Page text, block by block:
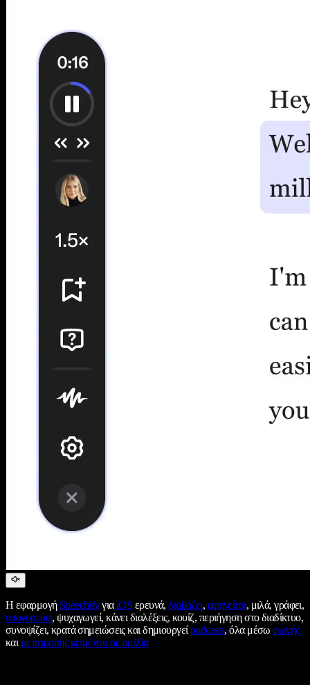
Η εφαρμογή SpeechifyγιαiOS ερευνά,διαβάζει, αφηγείται, μιλά, γράφει,
υπαγορεύει, ψυχαγωγεί, κάνει διαλέξεις, κουίζ, περιήγηση στο διαδίκτυο,
συνοψίζει, κρατά σημειώσεις και δημιουργείpodcasts, όλα μέσωφωνής
καιμετατροπής κειμένου σε ομιλία